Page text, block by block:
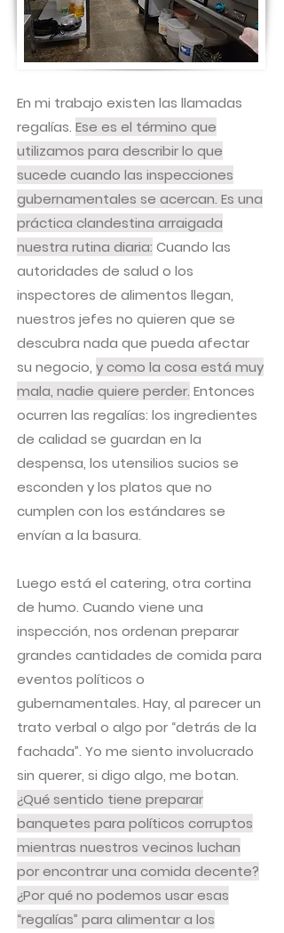
En mi trabajo existen las llamadas
regalías. Ese es el término que
utilizamos para describir lo que
sucede cuando las inspecciones
gubernamentales se acercan. Es una
práctica clandestina arraigada
nuestra rutina diaria: Cuando las
autoridades de salud o los
inspectores de alimentos llegan,
nuestros jefes no quieren que se
descubra nada que pueda afectar
su negocio, y como la cosa está muy
mala, nadie quiere perder. Entonces
ocurren las regalías: los ingredientes
de calidad se guardan en la
despensa, los utensilios sucios se
esconden y los platos que no
cumplen con los estándares se
envían a la basura.
Luego está el catering, otra cortina
de humo. Cuando viene una
inspección, nos ordenan preparar
grandes cantidades de comida para
eventos políticos o
gubernamentales. Hay, al parecer un
trato verbal o algo por “detrás de la
fachada”. Yo me siento involucrado
sin querer, si digo algo, me botan.
¿Qué sentido tiene preparar
banquetes para políticos corruptos
mientras nuestros vecinos luchan
por encontrar una comida decente?
¿Por qué no podemos usar esas
“regalías” para alimentar a los